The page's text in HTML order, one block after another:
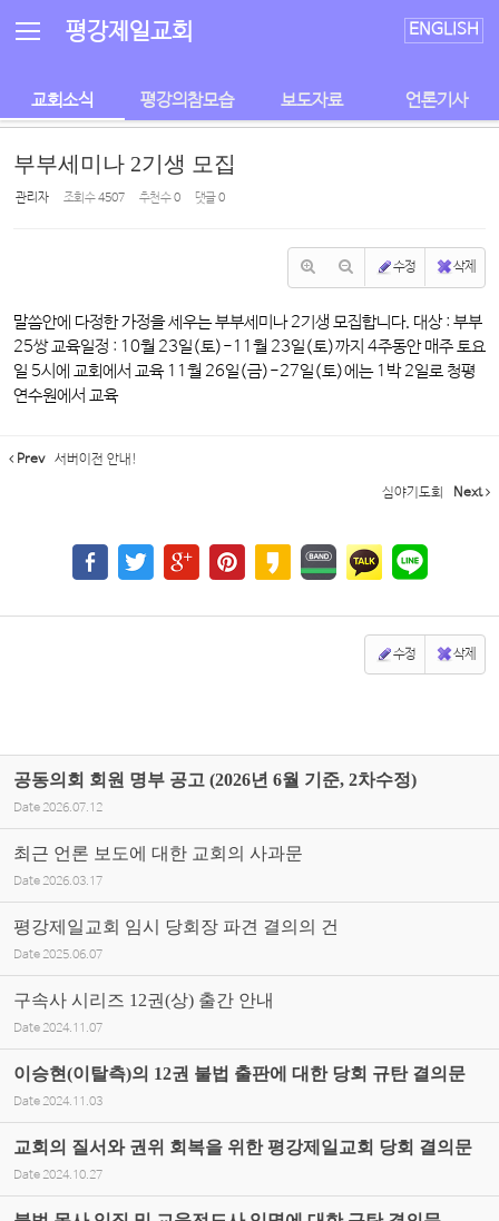
평강제일교회 ENGLISH
교회소식 평강의참모습 보도자료 언론기사
부부세미나 2기생 모집
관리자 조회 수4507 추천 수0 댓글0
수정 삭제
말씀안에 다정한 가정을 세우는 부부세미나 2기생 모집합니다. 대상 : 부부
25쌍 교육일정 : 10월 23일(토)-11월 23일(토)까지 4주동안 매주 토요
일 5시에 교회에서 교육 11월 26일(금)-27일(토)에는 1박 2일로 청평
연수원에서 교육
Prev 서버이전 안내!
심야기도회 Next
수정 삭제
공동의회 회원 명부 공고 (2026년 6월 기준, 2차수정)
Date 2026.07.12
최근 언론 보도에 대한 교회의 사과문
Date 2026.03.17
평강제일교회 임시 당회장 파견 결의의 건
Date 2025.06.07
구속사 시리즈 12권(상) 출간 안내
Date 2024.11.07
이승현(이탈측)의 12권 불법 출판에 대한 당회 규탄 결의문
Date 2024.11.03
교회의 질서와 권위 회복을 위한 평강제일교회 당회 결의문
Date 2024.10.27